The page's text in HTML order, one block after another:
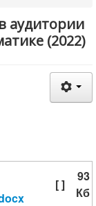
аудитории
(2022)
[ ]
93
Кб